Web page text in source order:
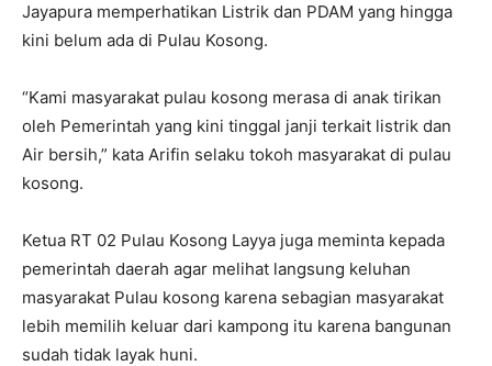
Jayapura memperhatikan Listrik dan PDAM yang hingga
kini belum ada di Pulau Kosong.
“Kami masyarakat pulau kosong merasa di anak tirikan
oleh Pemerintah yang kini tinggal janji terkait listrik dan
Air bersih,” kata Arifin selaku tokoh masyarakat di pulau
kosong.
Ketua RT 02 Pulau Kosong Layya juga meminta kepada
pemerintah daerah agar melihat langsung keluhan
masyarakat Pulau kosong karena sebagian masyarakat
lebih memilih keluar dari kampong itu karena bangunan
sudah tidak layak huni.